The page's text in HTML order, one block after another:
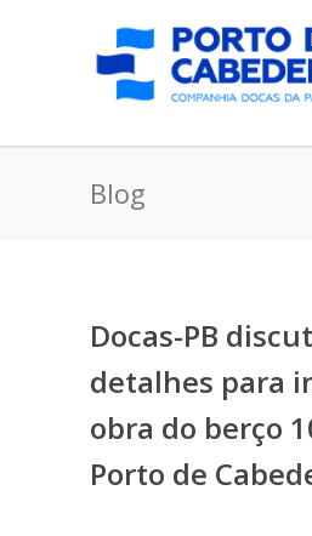
Blog
Docas-PB
detalhes para
obra do berço
Porto de